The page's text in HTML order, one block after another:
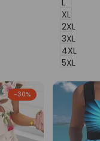
XL
2XL
3XL
4XL
5XL
-30%